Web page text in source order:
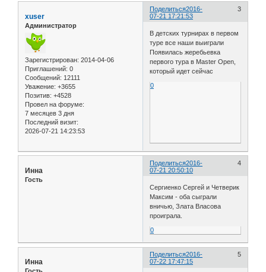
Поделиться 3
2016-
07-21 17:21:53
xuser
Администратор
Зарегистрирован: 2014-04-06
Приглашений: 0
Сообщений: 12111
Уважение: +3655
Позитив: +4528
Провел на форуме:
7 месяцев 3 дня
Последний визит:
2026-07-21 14:23:53
В детских турнирах в первом
туре все наши выиграли
Появилась жеребьевка
первого тура в Master Open,
который идет сейчас
0
Поделиться 4
2016-
07-21 20:50:10
Инна
Гость
Сергиенко Сергей и Четверик
Максим - оба сыграли
вничью, Злата Власова
проиграла.
0
Поделиться 5
2016-
07-22 17:47:15
Инна